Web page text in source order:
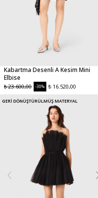
Kabartma Desenli A Kesim Mini
Elbise
₺ 23.600,00 -30% ₺ 16.520,00
GERİ DÖNÜŞTÜRÜLMÜŞ MATERYAL